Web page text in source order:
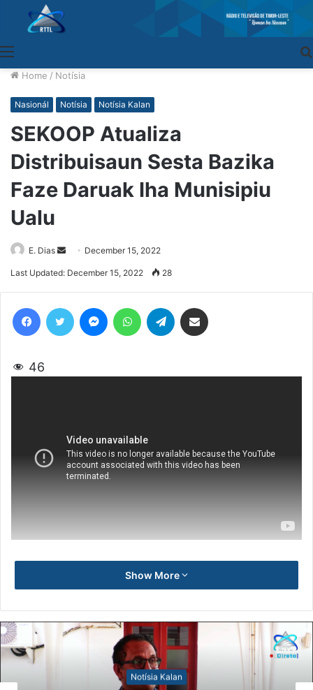
Home / Notísia
Nasionál Notísia Notísia Kalan
SEKOOP Atualiza
Distribuisaun Sesta Bazika
Faze Daruak Iha Munisipiu
Ualu
E. Dias
Send
an
December 15, 2022
Last Updated: December 15, 2022 28
46
Show More